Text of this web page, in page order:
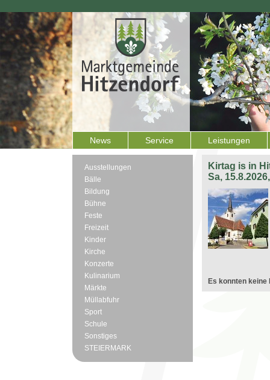
News Service Leistungen
Ausstellungen
Bälle
Bildung
Bühne
Feste
Freizeit
Kinder
Kirche
Konzerte
Kulinarium
Märkte
Müllabfuhr
Sport
Schule
Sonstiges
STEIERMARK
Kirtag is in
Sa,
Es konnten keine